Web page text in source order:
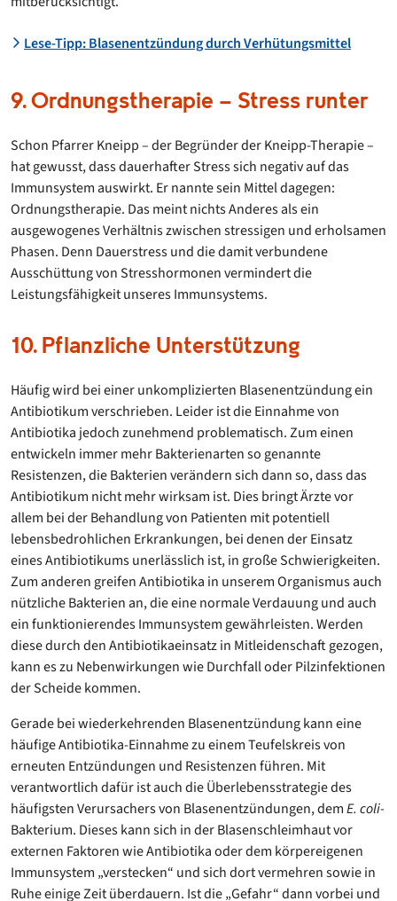
Lese-Tipp: Blasenentzündung durch Verhütungsmittel
9. Ordnungstherapie – Stress runter
Schon Pfarrer Kneipp – der Begründer der Kneipp-Therapie –
hat gewusst, dass dauerhafter Stress sich negativ auf das
Immunsystem auswirkt. Er nannte sein Mittel dagegen:
Ordnungstherapie. Das meint nichts Anderes als ein
ausgewogenes Verhältnis zwischen stressigen und erholsamen
Phasen. Denn Dauerstress und die damit verbundene
Ausschüttung von Stresshormonen vermindert die
Leistungsfähigkeit unseres Immunsystems.
10. Pflanzliche Unterstützung
Häufig wird bei einer unkomplizierten Blasenentzündung ein
Antibiotikum verschrieben. Leider ist die Einnahme von
Antibiotika jedoch zunehmend problematisch. Zum einen
entwickeln immer mehr Bakterienarten so genannte
Resistenzen, die Bakterien verändern sich dann so, dass das
Antibiotikum nicht mehr wirksam ist. Dies bringt Ärzte vor
allem bei der Behandlung von Patienten mit potentiell
lebensbedrohlichen Erkrankungen, bei denen der Einsatz
eines Antibiotikums unerlässlich ist, in große Schwierigkeiten.
Zum anderen greifen Antibiotika in unserem Organismus auch
nützliche Bakterien an, die eine normale Verdauung und auch
ein funktionierendes Immunsystem gewährleisten. Werden
diese durch den Antibiotikaeinsatz in Mitleidenschaft gezogen,
kann es zu Nebenwirkungen wie Durchfall oder Pilzinfektionen
der Scheide kommen.
Gerade bei wiederkehrenden Blasenentzündung kann eine
häufige Antibiotika-Einnahme zu einem Teufelskreis von
erneuten Entzündungen und Resistenzen führen. Mit
verantwortlich dafür ist auch die Überlebensstrategie des
häufigsten Verursachers von Blasenentzündungen, demE. coli-
Bakterium. Dieses kann sich in der Blasenschleimhaut vor
externen Faktoren wie Antibiotika oder dem körpereigenen
Immunsystem „verstecken“ und sich dort vermehren sowie in
Ruhe einige Zeit überdauern. Ist die „Gefahr“ dann vorbei und